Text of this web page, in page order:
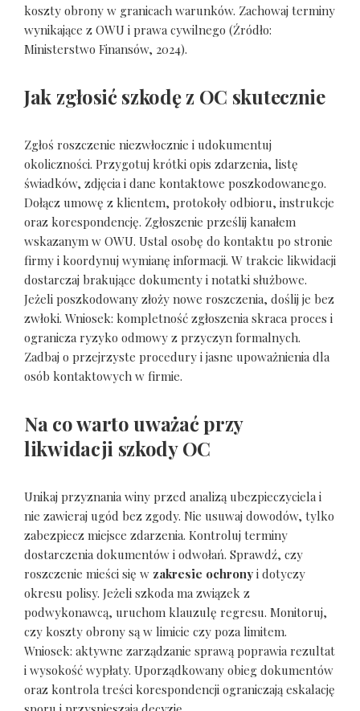
koszty obrony w granicach warunków. Zachowaj terminy
wynikające z OWU i prawa cywilnego (Źródło:
Ministerstwo Finansów, 2024).
Jak zgłosić szkodę z OC skutecznie
Zgłoś roszczenie niezwłocznie i udokumentuj
okoliczności. Przygotuj krótki opis zdarzenia, listę
świadków, zdjęcia i dane kontaktowe poszkodowanego.
Dołącz umowę z klientem, protokoły odbioru, instrukcje
oraz korespondencję. Zgłoszenie prześlij kanałem
wskazanym w OWU. Ustal osobę do kontaktu po stronie
firmy i koordynuj wymianę informacji. W trakcie likwidacji
dostarczaj brakujące dokumenty i notatki służbowe.
Jeżeli poszkodowany złoży nowe roszczenia, doślij je bez
zwłoki. Wniosek: kompletność zgłoszenia skraca proces i
ogranicza ryzyko odmowy z przyczyn formalnych.
Zadbaj o przejrzyste procedury i jasne upoważnienia dla
osób kontaktowych w firmie.
Na co warto uważać przy
likwidacji szkody OC
Unikaj przyznania winy przed analizą ubezpieczyciela i
nie zawieraj ugód bez zgody. Nie usuwaj dowodów, tylko
zabezpiecz miejsce zdarzenia. Kontroluj terminy
dostarczenia dokumentów i odwołań. Sprawdź, czy
roszczenie mieści się w zakresie ochrony i dotyczy
okresu polisy. Jeżeli szkoda ma związek z
podwykonawcą, uruchom klauzulę regresu. Monitoruj,
czy koszty obrony są w limicie czy poza limitem.
Wniosek: aktywne zarządzanie sprawą poprawia rezultat
i wysokość wypłaty. Uporządkowany obieg dokumentów
oraz kontrola treści korespondencji ograniczają eskalację